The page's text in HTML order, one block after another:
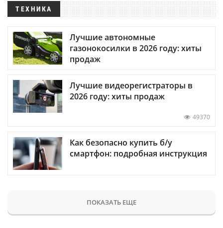
ТЕХНИКА
Лучшие автономные
газонокосилки в 2026 году: хиты
продаж
Лучшие видеорегистраторы в
2026 году: хиты продаж
49370
Как безопасно купить б/у
смартфон: подробная инструкция
ПОКАЗАТЬ ЕЩЕ